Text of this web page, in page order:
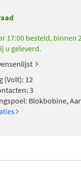
17:00 besteld, binnen
u geleverd.
(Volt): 12
3
Blokbobine,